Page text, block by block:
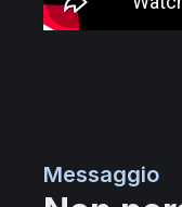
Messaggio